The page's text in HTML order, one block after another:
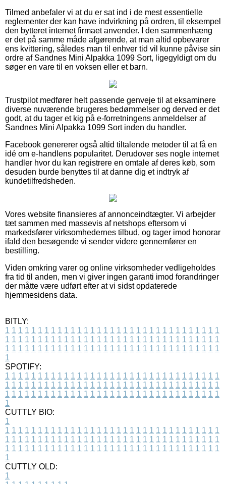
Tilmed anbefaler vi at du er sat ind i de mest essentielle
reglementer der kan have indvirkning på ordren, til eksempel
den bytteret internet firmaet anvender. I den sammenhæng
er det på samme måde afgørende, at man altid opbevarer
ens kvittering, således man til enhver tid vil kunne påvise sin
ordre af Sandnes Mini Alpakka 1099 Sort, ligegyldigt om du
søger en vare til en voksen eller et barn.
Trustpilot medfører helt passende genveje til at eksaminere
diverse nuværende brugeres bedømmelser og derved er det
godt, at du tager et kig på e-forretningens anmeldelser af
Sandnes Mini Alpakka 1099 Sort inden du handler.
Facebook genererer også altid tiltalende metoder til at få en
idé om e-handlens popularitet. Derudover ses nogle internet
handler hvor du kan registrere en omtale af deres køb, som
desuden burde benyttes til at danne dig et indtryk af
kundetilfredsheden.
Vores website finansieres af annonceindtægter. Vi arbejder
tæt sammen med massevis af netshops eftersom vi
markedsfører virksomhedernes tilbud, og tager imod honorar
ifald den besøgende vi sender videre gennemfører en
bestilling.
Viden omkring varer og online virksomheder vedligeholdes
fra tid til anden, men vi giver ingen garanti imod forandringer
der måtte være udført efter at vi sidst opdaterede
hjemmesidens data.
BITLY:
1 1 1 1 1 1 1 1 1 1 1 1 1 1 1 1 1 1 1 1 1 1 1 1 1 1 1 1 1 1 1 1 1
1 1 1 1 1 1 1 1 1 1 1 1 1 1 1 1 1 1 1 1 1 1 1 1 1 1 1 1 1 1 1 1 1
1 1 1 1 1 1 1 1 1 1 1 1 1 1 1 1 1 1 1 1 1 1 1 1 1 1 1 1 1 1 1 1 1
1
SPOTIFY:
1 1 1 1 1 1 1 1 1 1 1 1 1 1 1 1 1 1 1 1 1 1 1 1 1 1 1 1 1 1 1 1 1
1 1 1 1 1 1 1 1 1 1 1 1 1 1 1 1 1 1 1 1 1 1 1 1 1 1 1 1 1 1 1 1 1
1 1 1 1 1 1 1 1 1 1 1 1 1 1 1 1 1 1 1 1 1 1 1 1 1 1 1 1 1 1 1 1 1
1
CUTTLY BIO:
1
1 1 1 1 1 1 1 1 1 1 1 1 1 1 1 1 1 1 1 1 1 1 1 1 1 1 1 1 1 1 1 1 1
1 1 1 1 1 1 1 1 1 1 1 1 1 1 1 1 1 1 1 1 1 1 1 1 1 1 1 1 1 1 1 1 1
1 1 1 1 1 1 1 1 1 1 1 1 1 1 1 1 1 1 1 1 1 1 1 1 1 1 1 1 1 1 1 1 1
1
CUTTLY OLD:
1